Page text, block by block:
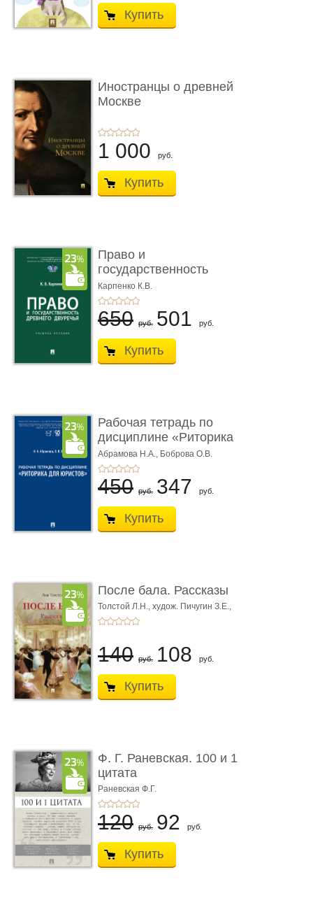
Купить
Иностранцы о древней
Москве
1 000 руб.
Купить
Право и
государственность
Древнего Двуречья. �
...
Карпенко К.В.
650 руб. 501 руб.
Купить
Рабочая тетрадь по
дисциплине «Риторика
для ю� ...
Абрамова Н.А., Боброва О.В.
450 руб. 347 руб.
Купить
После бала. Рассказы
Толстой Л.Н., худож. Пичугин З.Е.,
худож. Лебедев А.И.,
140 руб. 108 руб.
Купить
Ф. Г. Раневская. 100 и 1
цитата
Раневская Ф.Г.
120 руб. 92 руб.
Купить